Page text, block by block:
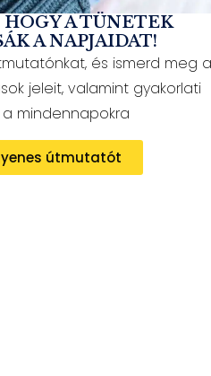
nyitott a játékos jógás
társasokba és
mozdulatokat, amik
A TÜNETEK
A NAPJAIDAT!
és ismerd meg a
jeleit, valamint gyakorlati
mindennapokra
útmutatót